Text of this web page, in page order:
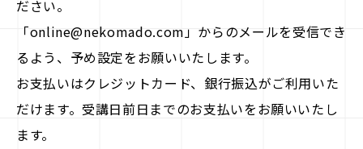
ださい。
「online@nekomado.com」からのメールを受信でき
るよう、予め設定をお願いいたします。
お支払いはクレジットカード、銀行振込がご利用いた
だけます。受講日前日までのお支払いをお願いいたし
ます。